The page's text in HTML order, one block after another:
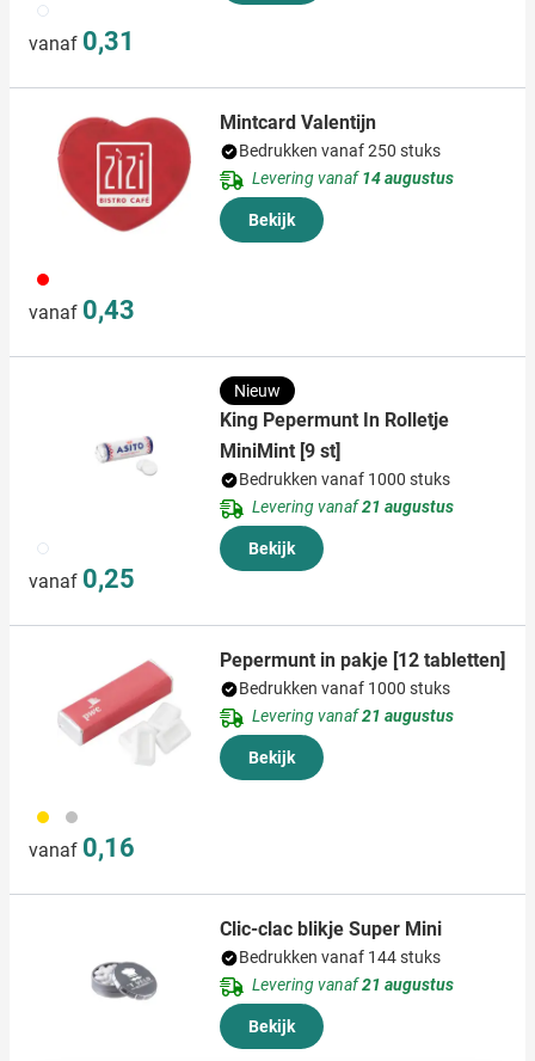
002
vanaf 0,31
008
vanaf 0,43
Mintcard Valentijn
Bedrukken vanaf 250 stuks
Levering vanaf14 augustus
Bekijk
002
vanaf 0,25
Nieuw
King Pepermunt In Rolletje
MiniMint [9 st]
Bedrukken vanaf 1000 stuks
Levering vanaf21 augustus
Bekijk
031 032
vanaf 0,16
Pepermunt in pakje [12 tabletten]
Bedrukken vanaf 1000 stuks
Levering vanaf21 augustus
Bekijk
Clic-clac blikje Super Mini
Bedrukken vanaf 144 stuks
Levering vanaf21 augustus
Bekijk